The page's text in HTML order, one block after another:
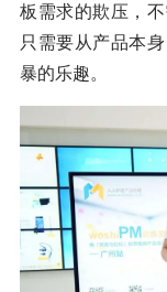
板需求的欺压，
只需要从产品本
暴的乐趣。